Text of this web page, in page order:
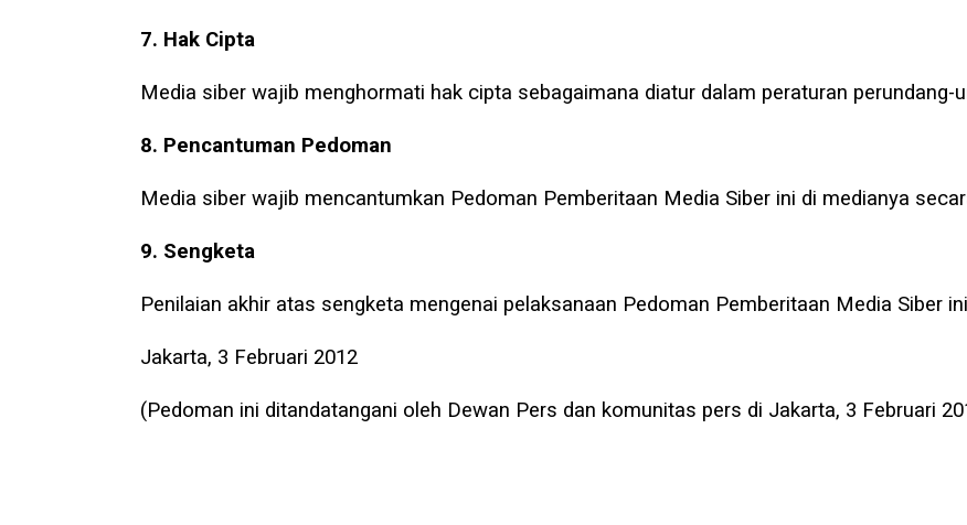
7. Hak Cipta
Media siber wajib menghormati hak cipta sebagaimana diatur dalam peraturan perundang-
8. Pencantuman Pedoman
Media siber wajib mencantumkan Pedoman Pemberitaan Media Siber ini di medianya
9. Sengketa
Penilaian akhir atas sengketa mengenai pelaksanaan Pedoman Pemberitaan Media Siber
Jakarta, 3 Februari 2012
(Pedoman ini ditandatangani oleh Dewan Pers dan komunitas pers di Jakarta, 3 Februari